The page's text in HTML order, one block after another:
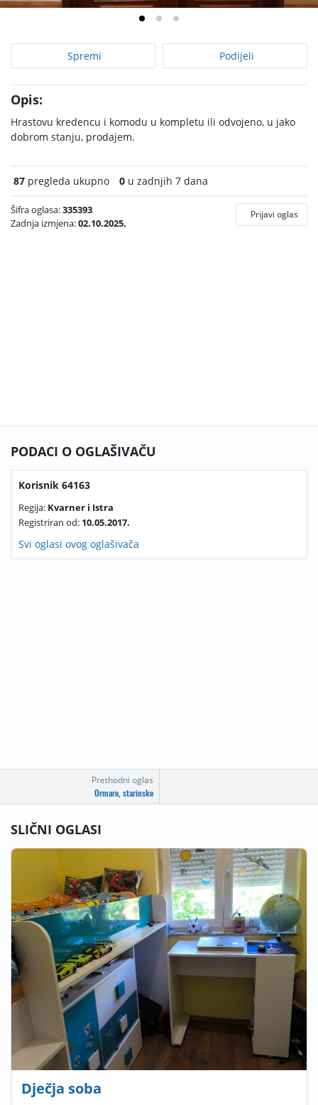
Spremi Podijeli
Opis:
Hrastovu kredencu i komodu u kompletu ili odvojeno, u jako
dobrom stanju, prodajem.
87 pregleda ukupno 0 u zadnjih 7 dana
Šifra oglasa:335393
Zadnja izmjena:02.10.2025.
Prijavi oglas
Prethodni oglas
Ormare, starinske
PODACI O OGLAŠIVAČU
Korisnik 64163
Regija: Kvarner i Istra
Registriran od: 10.05.2017.
Svi oglasi ovog oglašivača
SLIČNI OGLASI
Dječja soba